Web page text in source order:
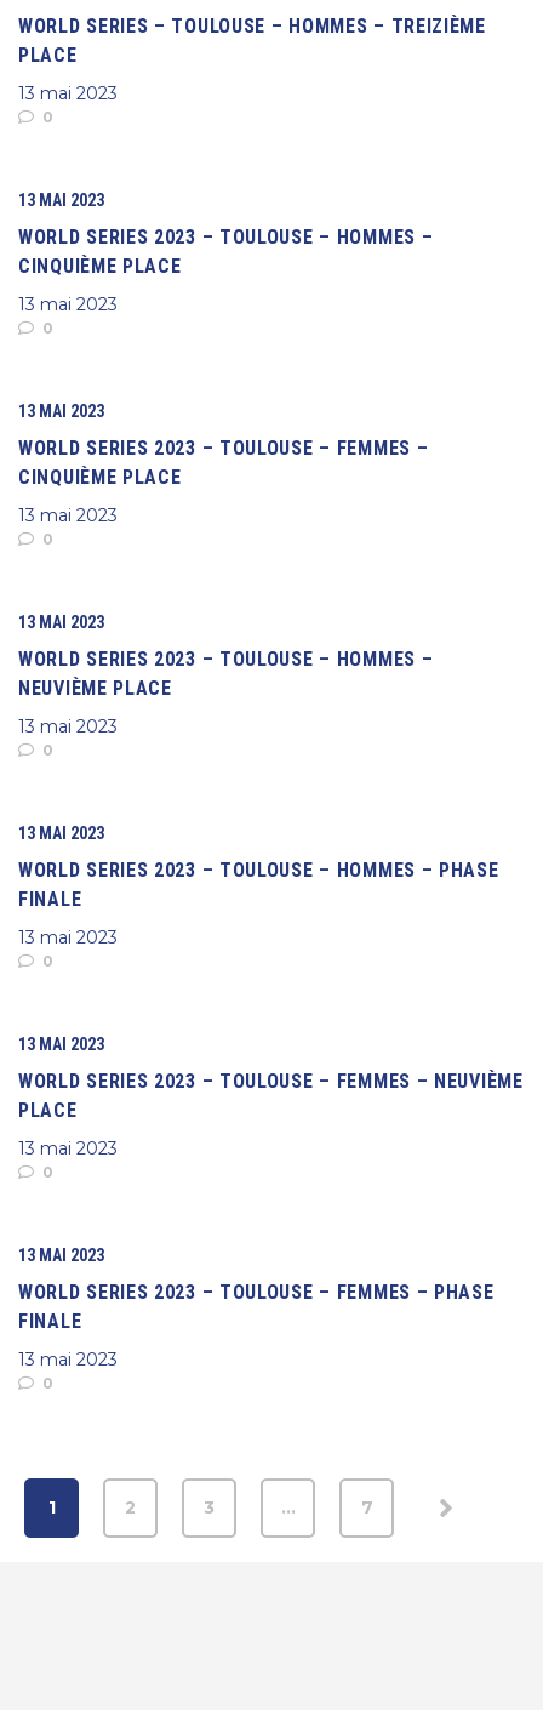
WORLD SERIES – TOULOUSE – HOMMES – TREIZIÈME
PLACE
13 mai 2023
0
13 MAI 2023
WORLD SERIES 2023 – TOULOUSE – HOMMES –
CINQUIÈME PLACE
13 mai 2023
0
13 MAI 2023
WORLD SERIES 2023 – TOULOUSE – FEMMES –
CINQUIÈME PLACE
13 mai 2023
0
13 MAI 2023
WORLD SERIES 2023 – TOULOUSE – HOMMES –
NEUVIÈME PLACE
13 mai 2023
0
13 MAI 2023
WORLD SERIES 2023 – TOULOUSE – HOMMES – PHASE
FINALE
13 mai 2023
0
13 MAI 2023
WORLD SERIES 2023 – TOULOUSE – FEMMES – NEUVIÈME
PLACE
13 mai 2023
0
13 MAI 2023
WORLD SERIES 2023 – TOULOUSE – FEMMES – PHASE
FINALE
13 mai 2023
0
1 2 3 … 7